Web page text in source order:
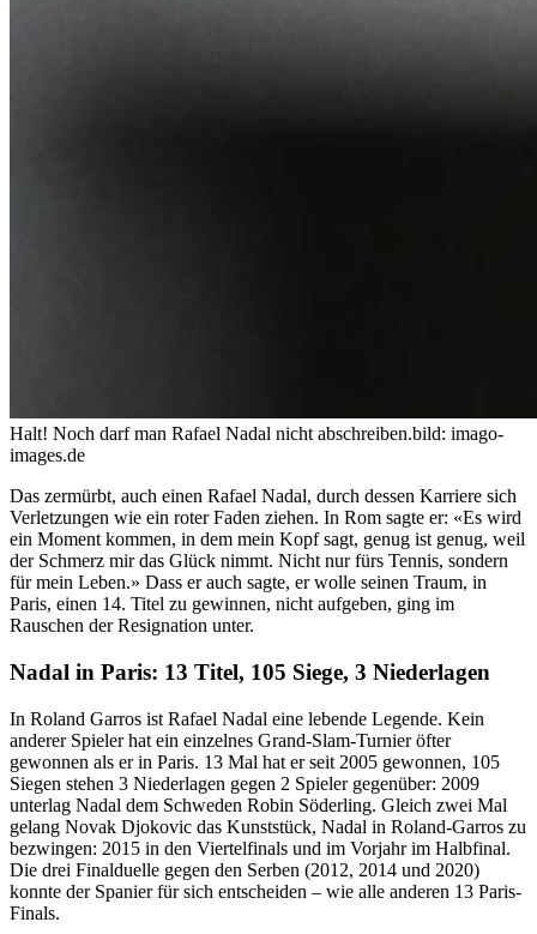
Halt! Noch darf man Rafael Nadal nicht abschreiben.bild: imago-
images.de
Das zermürbt, auch einen Rafael Nadal, durch dessen Karriere sich
Verletzungen wie ein roter Faden ziehen. In Rom sagte er: «Es wird
ein Moment kommen, in dem mein Kopf sagt, genug ist genug, weil
der Schmerz mir das Glück nimmt. Nicht nur fürs Tennis, sondern
für mein Leben.» Dass er auch sagte, er wolle seinen Traum, in
Paris, einen 14. Titel zu gewinnen, nicht aufgeben, ging im
Rauschen der Resignation unter.
Nadal in Paris: 13 Titel, 105 Siege, 3 Niederlagen
In Roland Garros ist Rafael Nadal eine lebende Legende. Kein
anderer Spieler hat ein einzelnes Grand-Slam-Turnier öfter
gewonnen als er in Paris. 13 Mal hat er seit 2005 gewonnen, 105
Siegen stehen 3 Niederlagen gegen 2 Spieler gegenüber: 2009
unterlag Nadal dem Schweden Robin Söderling. Gleich zwei Mal
gelang Novak Djokovic das Kunststück, Nadal in Roland-Garros zu
bezwingen: 2015 in den Viertelfinals und im Vorjahr im Halbfinal.
Die drei Finalduelle gegen den Serben (2012, 2014 und 2020)
konnte der Spanier für sich entscheiden – wie alle anderen 13 Paris-
Finals.